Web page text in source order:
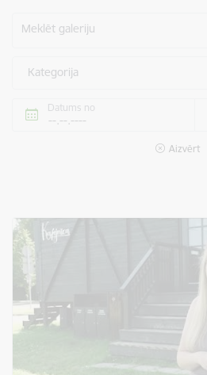
Meklēt galeriju
Kategorija
Datums no
Aizvērt